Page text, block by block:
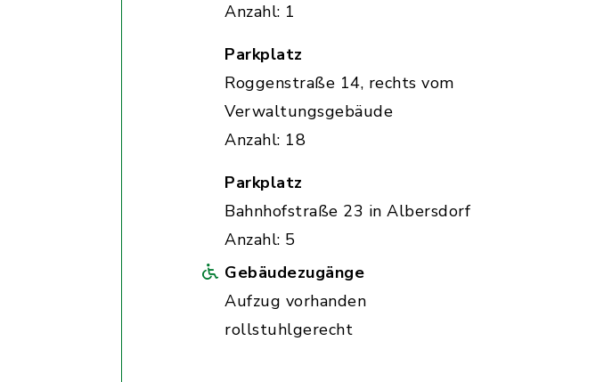
Anzahl: 1
Parkplatz
Roggenstraße 14, rechts vom
Verwaltungsgebäude
Anzahl: 18
Parkplatz
Bahnhofstraße 23 in Albersdorf
Anzahl: 5
Gebäudezugänge
Aufzug vorhanden
rollstuhlgerecht